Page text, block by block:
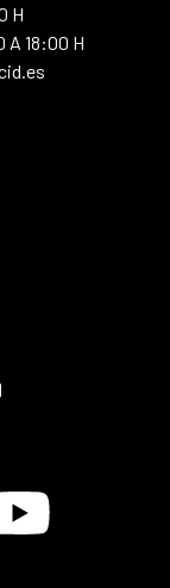
H
A 18:00 H